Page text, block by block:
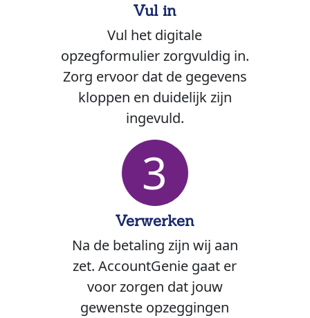
Vul in
Vul het digitale
opzegformulier zorgvuldig in.
Zorg ervoor dat de gegevens
kloppen en duidelijk zijn
ingevuld.
3
Verwerken
Na de betaling zijn wij aan
zet. AccountGenie gaat er
voor zorgen dat jouw
gewenste opzeggingen